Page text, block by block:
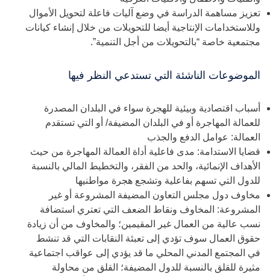
تعزيز مساهمة الدراسة في وضع آليات فاعلة لتحويل الأموال
وللاستخدامات الإنتاجية أيضا للتحويلات من خلال إنشاء كيانات
مجتمعية خاصة “بالتحويلات من أجل التنمية”.
الموضوعات الناشئة التي تستدعي النظر فيها
أسباب اقتصادية وبيئية للهجرة سواء في البلدان المصدرة
للعمالة المهاجرة أو في البلدان المضيفة/ أو التي تستقدم
العمالة: عوامل الدفع والجذب
قضايا الاستدامة: مدى فاعلية أداة العمالة المهاجرة من حيث
الأهداف الإنمائية، والحد من الفقر، والتخطيط المالي بالنسبة
للدول التي تسهم بفاعلية وتشجع هجرة مواطنيها
مخاوف دول مجلس التعاون المضيفة المشروعة أو غير
المشروعة: المخاوف ونقاط الضعف التي تعتري استضافة
نسب عالية من العمال غير المقيمين؛ والمخاوف من أن زيادة
حقوق العمال سوف تؤدي إلى تعبئة النقابات التي قد تنشط
في المجتمع المدني المحلي ما قد يؤدي إلى عواقب اجتماعية
مثيرة للقلق بالنسبة للدول المضيفة؛ القلق من محاولة